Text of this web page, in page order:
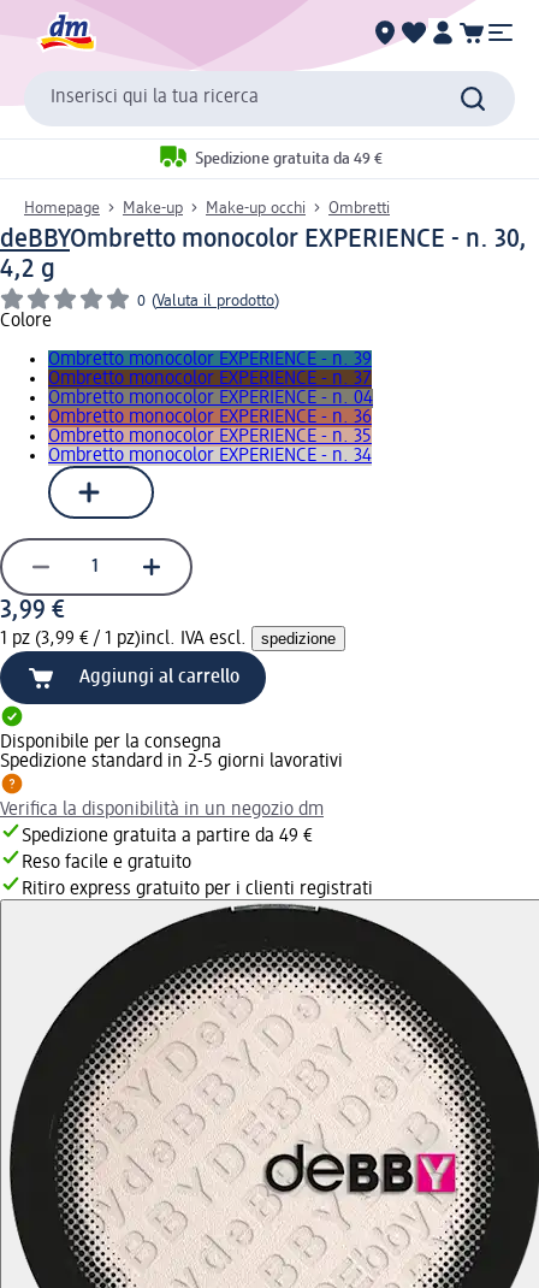
Inserisci qui la tua ricerca
Spedizione gratuita da 49 €
Homepage Make-up Make-up occhi Ombretti
deBBYOmbretto monocolor EXPERIENCE - n. 30,
4,2 g
0 (Valuta il prodotto)
Colore
Ombretto monocolor EXPERIENCE - n. 39
Ombretto monocolor EXPERIENCE - n. 37
Ombretto monocolor EXPERIENCE - n. 04
Ombretto monocolor EXPERIENCE - n. 36
Ombretto monocolor EXPERIENCE - n. 35
Ombretto monocolor EXPERIENCE - n. 34
3,99 €
1 pz (3,99 € / 1 pz)incl. IVA escl. spedizione
Aggiungi al carrello
Disponibile per la consegna
Spedizione standard in 2-5 giorni lavorativi
Verifica la disponibilità in un negozio dm
Spedizione gratuita a partire da 49 €
Reso facile e gratuito
Ritiro express gratuito per i clienti registrati